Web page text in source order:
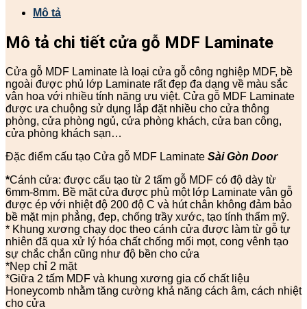
Mô tả
Mô tả chi tiết cửa gỗ MDF Laminate
Cửa gỗ MDF Laminate là loại cửa gỗ công nghiệp MDF, bề
ngoài được phủ lớp Laminate rất đẹp đa dạng về màu sắc
vân hoa với nhiều tính năng ưu việt. Cửa gỗ MDF Laminate
được ưa chuộng sử dụng lắp đặt nhiều cho cửa thông
phòng, cửa phòng ngủ, cửa phòng khách, cửa ban công,
cửa phòng khách sạn…
Đặc điểm cấu tạo Cửa gỗ MDF Laminate Sài Gòn Door
*Cánh cửa: được cấu tạo từ 2 tấm gỗ MDF có độ dày từ
6mm-8mm. Bề mặt cửa được phủ một lớp Laminate vân gỗ
được ép với nhiệt độ 200 độ C và hút chân không đảm bảo
bề mặt mịn phẳng, đẹp, chống trầy xước, tạo tính thẩm mỹ.
* Khung xương chạy dọc theo cánh cửa được làm từ gỗ tự
nhiên đã qua xử lý hóa chất chống mối mọt, cong vênh tạo
sự chắc chắn cũng như độ bền cho cửa
*Nẹp chỉ 2 mặt
*Giữa 2 tấm MDF và khung xương gia cố chất liệu
Honeycomb nhằm tăng cường khả năng cách âm, cách nhiệt
cho cửa